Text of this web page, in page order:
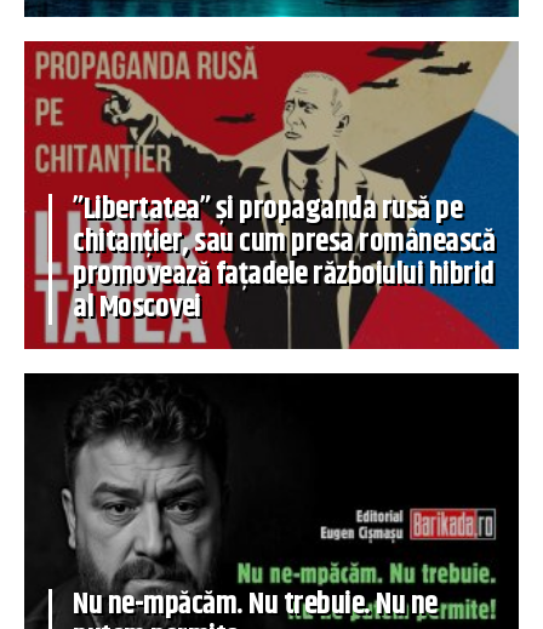
”Libertatea” și propaganda rusă pe
chitanțier, sau cum presa românească
promovează fațadele războiului hibrid
al Moscovei
Nu ne-mpăcăm. Nu trebuie. Nu ne